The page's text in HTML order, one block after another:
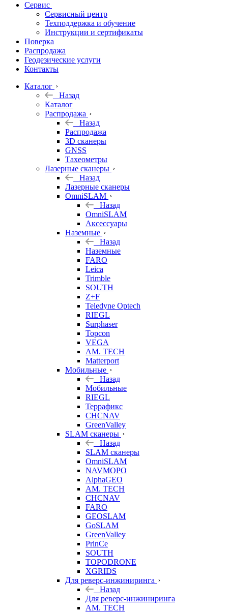
Софт
Георадары
Акции
Гидрография
Подбор
оборудования
по задачам
Архив
Геодезическое
оборудование
Сервис
Сервисный центр
Техподдержка и обучение
Инструкции и сертификаты
Поверка
Распродажа
Геодезические услуги
Контакты
Каталог
Назад
Каталог
Распродажа
Назад
Распродажа
3D сканеры
GNSS
Тахеометры
Лазерные сканеры
Назад
Лазерные сканеры
OmniSLAM
Назад
OmniSLAM
Аксессуары
Наземные
Назад
Наземные
FARO
Leica
Trimble
SOUTH
Z+F
Teledyne Optech
RIEGL
Surphaser
Topcon
VEGA
AM. TECH
Matterport
Мобильные
Назад
Мобильные
RIEGL
Террафикс
CHCNAV
GreenValley
SLAM сканеры
Назад
SLAM сканеры
OmniSLAM
NAVMOPO
AlphaGEO
AM. TECH
CHCNAV
FARO
GEOSLAM
GoSLAM
GreenValley
PrinCe
SOUTH
TOPODRONE
XGRIDS
Для реверс-инжиниринга
Назад
Для реверс-инжиниринга
AM. TECH